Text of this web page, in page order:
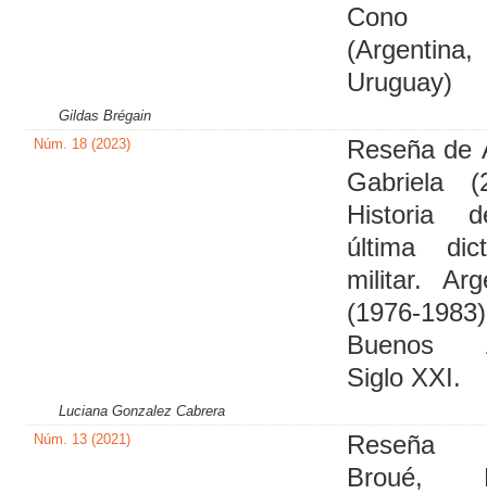
Cono
(Argentina,
Uruguay)
Gildas Brégain
Núm. 18 (2023)
Reseña de
Gabriela
Historia
última
militar.
(1976-
Buenos
Siglo XXI.
Luciana Gonzalez Cabrera
Núm. 13 (2021)
Broué,